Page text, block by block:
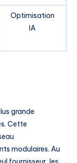
Optimisation
IA
grande
Cette
modulaires. Au